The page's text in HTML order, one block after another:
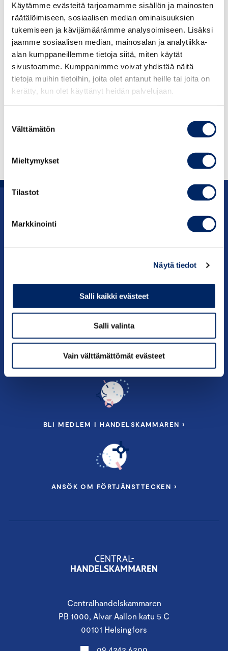
Käytämme evästeitä tarjoamamme sisällön ja mainosten
räätälöimiseen, sosiaalisen median ominaisuuksien
tukemiseen ja kävijämäärämme analysoimiseen. Lisäksi
jaamme sosiaalisen median, mainosalan ja analytiikka-
alan kumppaneillemme tietoja siitä, miten käytät
sivustoamme. Kumppanimme voivat yhdistää näitä
tietoja muihin tietoihin, joita olet antanut heille tai joita on
kerätty, kun olet käyttänyt heidän palvelujaan.
valinta
Välttämätön
Mieltymykset
Tilastot
Markkinointi
Näytä tiedot
Salli kaikki evästeet
Salli valinta
Vain välttämättömät evästeet
Handelskamrarna erbjuder företag tjänster, påverkan,
publikationer, informationskällor och intressebevakning.
Vi hjälper dig att bygga nätverk. Vi ger råd till företag
både i ekonomiska och i skattemässiga frågor. Vi är en av
de största organisationerna i Finland som utbildar
företagspersonal.
entreprenörskap.
HITTA DIN EGEN HANDELSKAMMARE HÄR
Centralhandelskammaren
PB 1000, Alvar Aallon katu 5 C
00101 Helsingfors
Kontakt information
BLI MEDLEM I HANDELSKAMMAREN ›
ANSÖK OM FÖRTJÄNSTTECKEN ›